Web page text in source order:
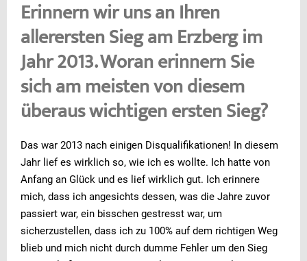
Erinnern wir uns an Ihren
allerersten Sieg am Erzberg im
Jahr 2013. Woran erinnern Sie
sich am meisten von diesem
überaus wichtigen ersten Sieg?
Das war 2013 nach einigen Disqualifikationen! In diesem
Jahr lief es wirklich so, wie ich es wollte. Ich hatte von
Anfang an Glück und es lief wirklich gut. Ich erinnere
mich, dass ich angesichts dessen, was die Jahre zuvor
passiert war, ein bisschen gestresst war, um
sicherzustellen, dass ich zu 100% auf dem richtigen Weg
blieb und mich nicht durch dumme Fehler um den Sieg